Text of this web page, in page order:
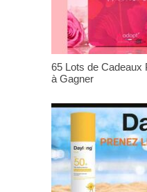
65 Lots de Cadeaux
à Gagner